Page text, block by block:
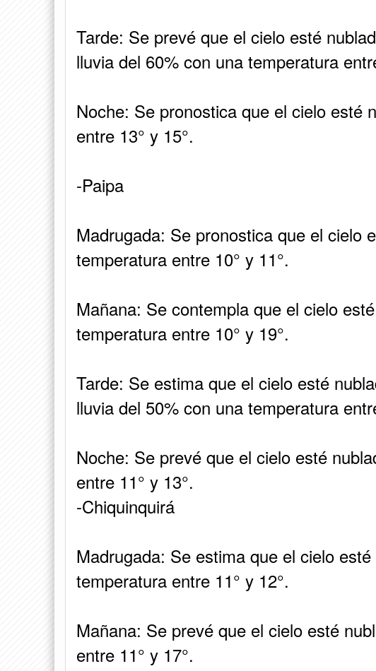
Tarde: Se prevé que el cielo esté
lluvia del 60% con una temperatura
Noche: Se pronostica que el cielo esté
entre 13° y 15°.
-Paipa
Madrugada: Se pronostica que el cielo
temperatura entre 10° y 11°.
Mañana: Se contempla que el cielo
temperatura entre 10° y 19°.
Tarde: Se estima que el cielo esté
lluvia del 50% con una temperatura
Noche: Se prevé que el cielo esté
entre 11° y 13°.
-Chiquinquirá
Madrugada: Se estima que el cielo
temperatura entre 11° y 12°.
Mañana: Se prevé que el cielo esté
entre 11° y 17°.